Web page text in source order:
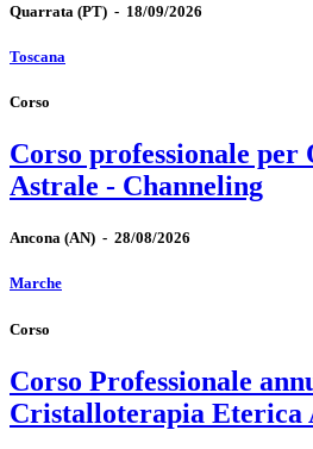
Quarrata (PT) - 18/09/2026
Toscana
Corso
Corso professionale per
Astrale - Channeling
Ancona (AN) - 28/08/2026
Marche
Corso
Corso Professionale
Cristalloterapia Eterica